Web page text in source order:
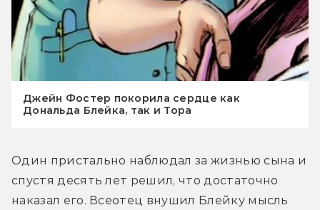
Джейн Фостер покорила сердце как
Дональда Блейка, так и Тора
Один пристально наблюдал за жизнью сына и
спустя десять лет решил, что достаточно
наказал его. Всеотец внушил Блейку мысль